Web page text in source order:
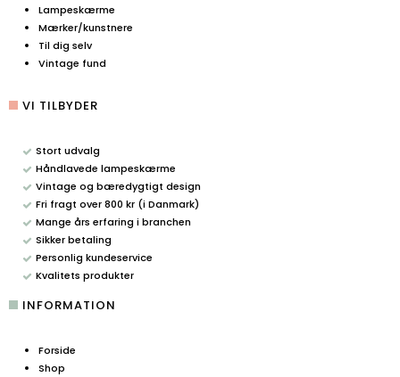
Lampeskærme
Mærker/kunstnere
Til dig selv
Vintage fund
VI TILBYDER
Stort udvalg
Håndlavede lampeskærme
Vintage og bæredygtigt design
Fri fragt over 800 kr (i Danmark)
Mange års erfaring i branchen
Sikker betaling
Personlig kundeservice
Kvalitets produkter
INFORMATION
Forside
Shop